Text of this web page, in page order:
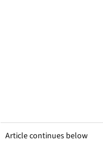
Article continues below